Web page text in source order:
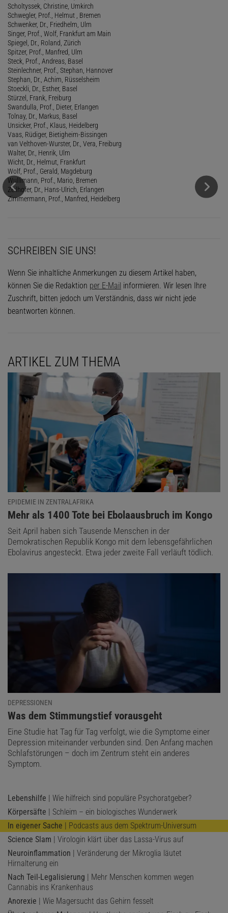
Scholtyssek, Christine, Umkirch
Schwegler, Prof., Helmut , Bremen
Schwenker, Dr., Friedhelm, Ulm
Singer, Prof., Wolf, Frankfurt am Main
Spiegel, Dr., Roland, Zürich
Spitzer, Prof., Manfred, Ulm
Steck, Prof., Andreas, Basel
Steinlechner, Prof., Stephan, Hannover
Stephan, Dr., Achim, Rüsselsheim
Stoeckli, Dr., Esther, Basel
Stürzel, Frank, Freiburg
Swandulla, Prof., Dieter, Erlangen
Tolnay, Dr., Markus, Basel
Unsicker, Prof., Klaus, Heidelberg
Vaas, Rüdiger, Bietigheim-Bissingen
van Velthoven-Wurster, Dr., Vera, Freiburg
Walter, Dr., Henrik, Ulm
Wicht, Dr., Helmut, Frankfurt
Wolf, Prof., Gerald, Magdeburg
Wullimann, Prof., Mario, Bremen
Zeilhofer, Dr., Hans-Ulrich, Erlangen
Zimmermann, Prof., Manfred, Heidelberg
SCHREIBEN SIE UNS!
Wenn Sie inhaltliche Anmerkungen zu diesem Artikel haben,
können Sie die Redaktion per E-Mail informieren. Wir lesen Ihre
Zuschrift, bitten jedoch um Verständnis, dass wir nicht jede
beantworten können.
ARTIKEL ZUM THEMA
EPIDEMIE IN ZENTRALAFRIKA
:
Mehr als 1400 Tote bei Ebolaausbruch im Kongo
Seit April haben sich Tausende Menschen in der
Demokratischen Republik Kongo mit dem lebensgefährlichen
Ebolavirus angesteckt. Etwa jeder zweite Fall verläuft tödlich.
DEPRESSIONEN
:
Was dem Stimmungstief vorausgeht
Eine Studie hat Tag für Tag verfolgt, wie die Symptome einer
Depression miteinander verbunden sind. Den Anfang machen
Schlafstörungen – doch im Zentrum steht ein anderes
Symptom.
Lebenshilfe | Wie hilfreich sind populäre Psychoratgeber?
Körpersäfte | Schleim – ein biologisches Wunderwerk
In eigener Sache | Podcasts aus dem Spektrum-Universum
Science Slam | Virologin klärt über das Lassa-Virus auf
Neuroinflammation | Veränderung der Mikroglia läutet
Hirnalterung ein
Nach Teil-Legalisierung | Mehr Menschen kommen wegen
Cannabis ins Krankenhaus
Anorexie | Wie Magersucht das Gehirn fesselt